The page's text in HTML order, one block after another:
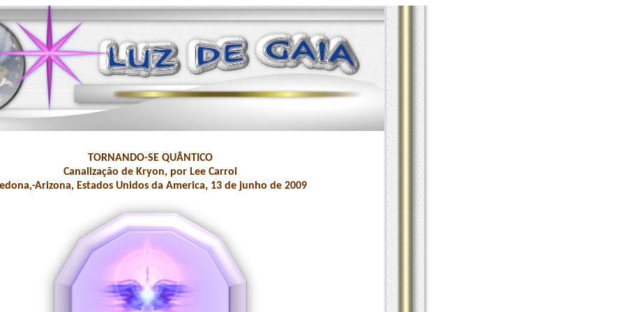
TORNANDO-SE QUÂNTICO
Canalização de Kryon, por Lee Carrol
Arizona, Estados Unidos da America, 13 de junho de 2009